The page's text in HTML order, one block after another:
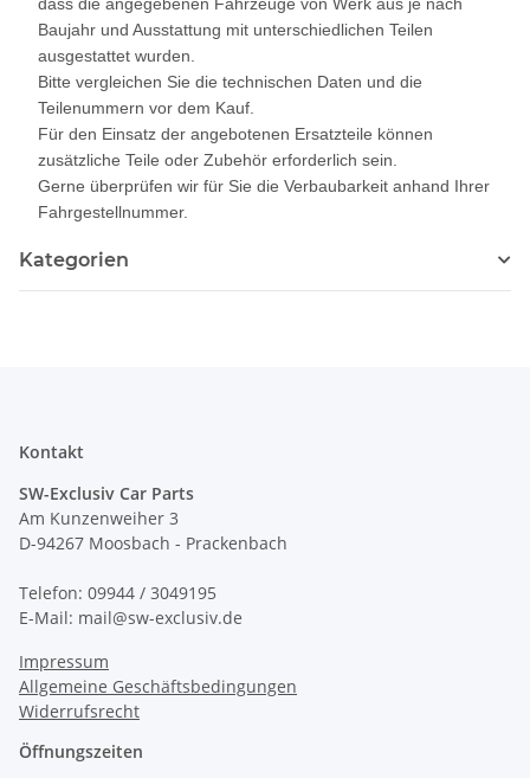
Baujahr und Ausstattung mit unterschiedlichen Teilen
ausgestattet wurden.
Bitte vergleichen Sie die technischen Daten und die
Teilenummern vor dem Kauf.
Für den Einsatz der angebotenen Ersatzteile können
zusätzliche Teile oder Zubehör erforderlich sein.
Gerne überprüfen wir für Sie die Verbaubarkeit anhand Ihrer
Fahrgestellnummer.
Kategorien
Kontakt
SW-Exclusiv Car Parts
Am Kunzenweiher 3
D-94267 Moosbach - Prackenbach
Telefon: 09944 / 3049195
E-Mail: mail@sw-exclusiv.de
Impressum
Allgemeine Geschäftsbedingungen
Widerrufsrecht
Öffnungszeiten